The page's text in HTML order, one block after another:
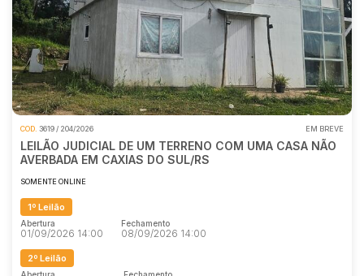
COD. 3619 / 204/2026 EM BREVE
LEILÃO JUDICIAL DE UM TERRENO COM UMA CASA NÃO
AVERBADA EM CAXIAS DO SUL/RS
SOMENTE ONLINE
1º Leilão
Abertura
01/09/2026 14:00
Fechamento
08/09/2026 14:00
2º Leilão